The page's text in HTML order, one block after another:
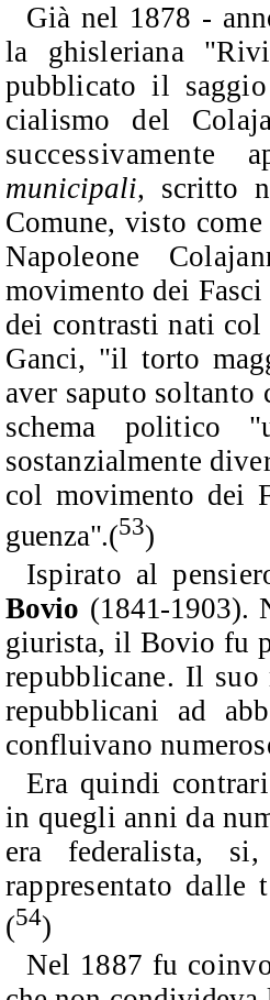
Già nel 1878 -
la ghisleriana
pubblicato il
cialismo del
municipali, scritto
Comune, visto
Napoleone
movimento dei
dei contrasti nati col
Ganci, "il torto
aver saputo sol­tanto
schema politico
sostanzialmente
col movimento dei
guenza".(53)
Ispirato al
Bovio (1841-1903).
giurista, il Bo­vio fu
repubblicane. Il
repubblicani ad
conflui­vano
Era quindi
in quegli anni da
era fede­ralista,
rappresentato
(54)
Nel 1887 fu